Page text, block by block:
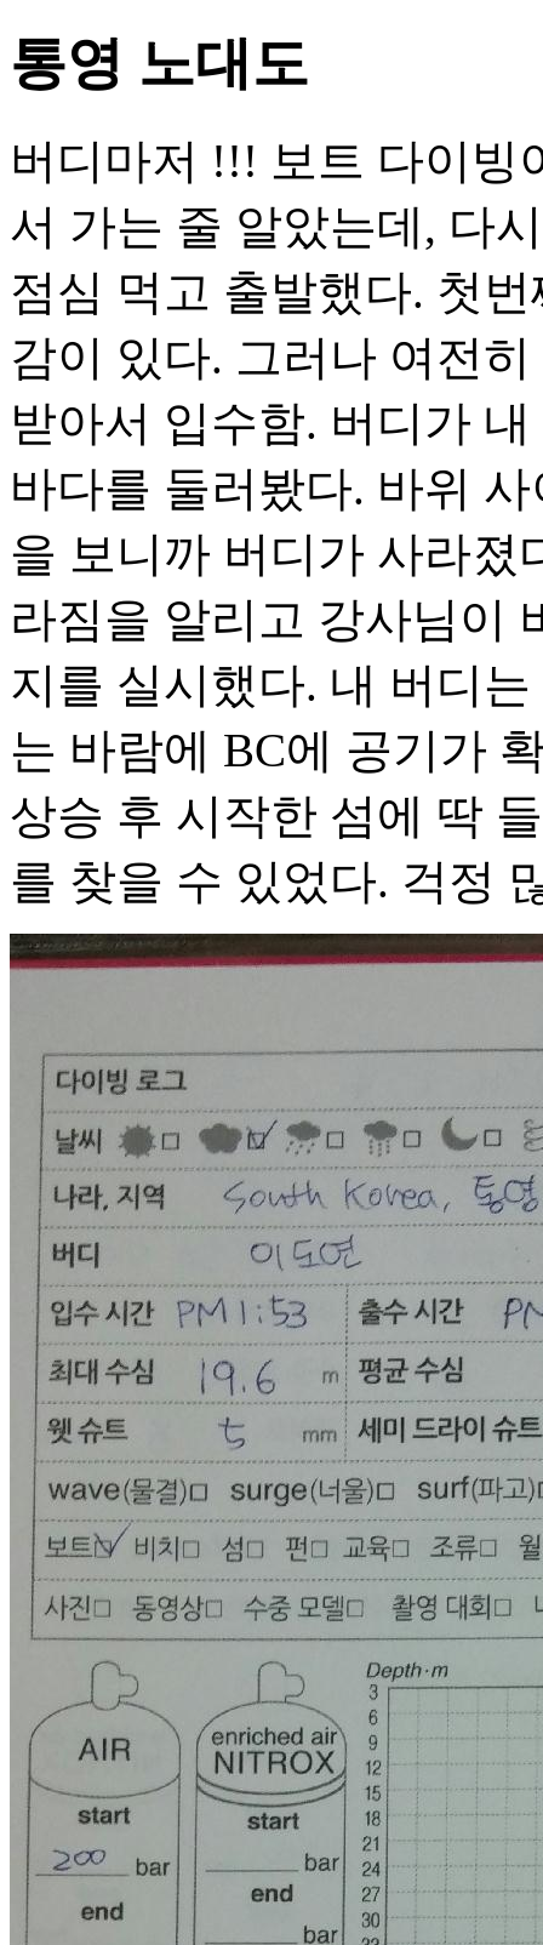
통영 노대도
버디마저 !!! 보트 다이빙
서 가는 줄 알았는데, 다
점심 먹고 출발했다. 첫
감이 있다. 그러나 여전
받아서 입수함. 버디가
바다를 둘러봤다. 바위
을 보니까 버디가 사라졌
라짐을 알리고 강사님이
지를 실시했다. 내 버디
는 바람에 BC에 공기가
상승 후 시작한 섬에 딱
를 찾을 수 있었다. 걱정